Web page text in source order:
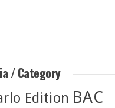
/ Category
Edition BAC